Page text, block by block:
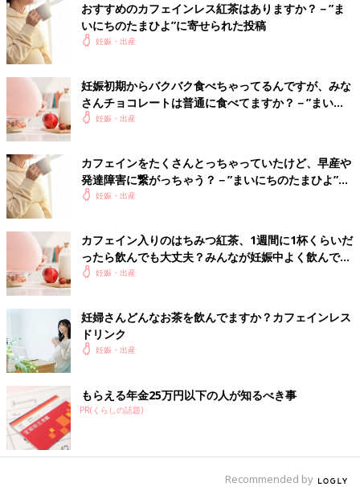
む*****さん
コメントありがとうございます🙇‍♀️ みたいですね... 徹底ぶ
りが素晴らしいです✨ 私もコーヒー好きなのでたまにはい
いよね！って感じで飲んでます😂 妊娠期間中より気をつ
けないといけないですね😓 ブラックガムもはいってるの
ですね！何に入ってるか分からないからコーヒーぐらいい
っか、が出来なくて困ります😩
♥0
え*****さん
授乳が終わったり 授乳の間隔があくようになってきたら
美味しいコーヒー楽しみましょうね☺️👏🏻 好きなワッフル
屋さんがあって サイフォンでコーヒー淹れてくれて お店
中良い香りなんですよ〜 めっちゃ行きたいです(笑)(笑)
む*****さん
そうですね！美味しいスイーツと共に飲むコーヒーは格別
ヒー絶対美味しいじゃないですか！！ 温かい内にワッフル
とコーヒー堪能出来るのは少し先になりますがそれを楽し
みに頑張りましょう！私も行きたいお店探します😋
♥1
おすすめのカフェインレス紅茶はありますか？－”ま
いにちのたまひよ”に寄せられた投稿
妊娠・出産
妊娠初期からバクバク食べちゃってるんですが、みな
さんチョコレートは普通に食べてますか？－”まいに
ちのたまひよ”に寄せられた投稿
妊娠・出産
カフェインをたくさんとっちゃっていたけど、早産や
発達障害に繋がっちゃう？－”まいにちのたまひよ”に
寄せられた投稿
妊娠・出産
カフェイン入りのはちみつ紅茶、1週間に1杯くらいだ
ったら飲んでも大丈夫？みんなが妊娠中よく飲んでる
ものは？－"まいにちのたまひよ"に寄せられた投稿
妊娠・出産
妊婦さんどんなお茶を飲んでますか？カフェインレス
ドリンク
妊娠・出産
もらえる年金25万円以下の人が知るべき事
PR(くらしの話題)
Recommended by